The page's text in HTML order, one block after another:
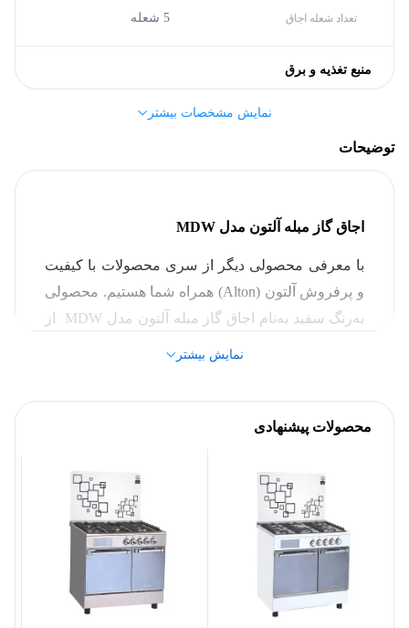
تعداد شعله اجاق 5 شعله
منبع تغذیه و برق
A
مشخصات کلی
نوع اجاق گاز
بدنه
سایر مشخصات
عملکرد فر گازی
سایر مشخصات
دارای صفحه نمایشگر,
نمایش مشخصات بیشتر
توضیحات
اجاق گاز مبله آلتون مدل MDW
با معرفی محصولی دیگر از سری محصولات با کیفیت
و پرفروش آلتون (Alton) همراه شما هستیم. محصولی
به‌رنگ سفید به‌نام اجاق گاز مبله آلتون مدل MDW از
می‌توان به مصرف بهینه، کیفیت ساخت بالا و
ترموکوپل صفر ثانیه اشاره کرد. این اجاق گاز با توان
حرارتی بالا و وجود 5 شعله، به انتخاب بسیاری از
کاربران و خریداران تبدیل شده است. در ادامه با الو
قسطی همراه باشید تا به بررسی دقیق‌تر این اجاق گاز
از برند آلتون بپردازیم.
امکانات و ویژگی‌های اجاق گاز مبله آلتون مدل MDW
نمایش بیشتر
محصولات پیشنهادی